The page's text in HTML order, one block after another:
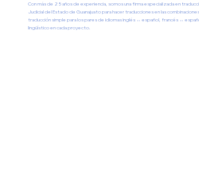
Con más de 25 años de experiencia, somos una firma especializada en
Judicial del Estado de Guanajuato para hacer traducciones en las
traducción simple para los pares de idiomas inglés ↔ español, francés ↔
lingüístico en cada proyecto.